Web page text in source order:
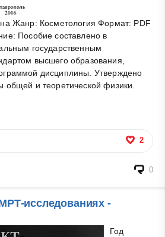
Жанр: Косметология Формат: PDF
Пособие составлено в
государственным
высшего образования,
дисциплины. Утверждено
общей и теоретической физики.
2
0
исследованиях -
Год